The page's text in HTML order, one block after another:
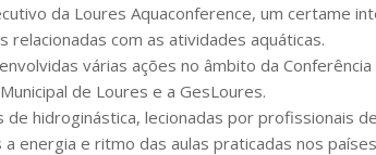
da Loures Aquaconference, um certame
com as atividades aquáticas.
várias ações no âmbito da
de Loures e a GesLoures.
de hidroginástica, lecionadas por profissionais
energia e ritmo das aulas praticadas nos